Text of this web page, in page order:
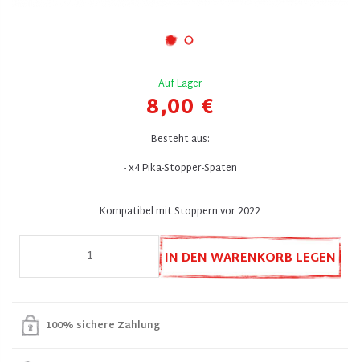
Auf Lager
8,00 €
Besteht aus:
- x4 Pika-Stopper-Spaten
Kompatibel mit Stoppern vor 2022
IN DEN WARENKORB LEGEN
100% sichere Zahlung